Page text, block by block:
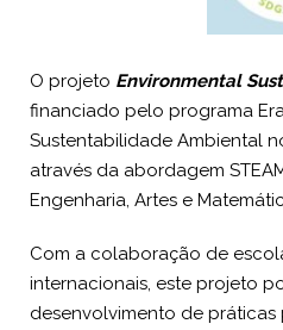
O projeto Environmental
financiado pelo programa
Sustentabilidade Ambiental
através da abordagem
Engenharia, Artes e
Com a colaboração de
internacionais, este projeto
desenvolvimento de